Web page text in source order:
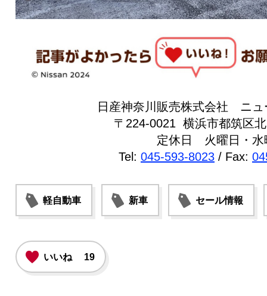
日産神奈川販売株式会社 ニュ
〒224-0021 横浜市都筑区
定休日 火曜日・水
Tel: 045-593-8023 / Fax:
軽自動車 新車 セール情報
いいね 19